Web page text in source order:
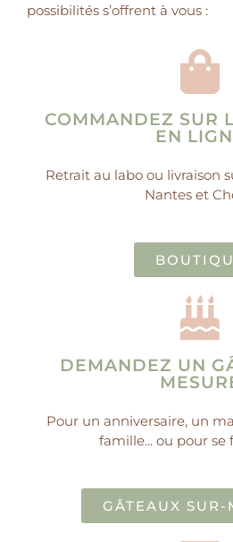
possibilités s’offrent à vous :
COMMANDEZ SUR
EN
Retrait au labo ou livraison
Nantes et
DEMANDEZ UN
Pour un anniversaire, un
famille... ou pour se
GÂTEAUX SUR-